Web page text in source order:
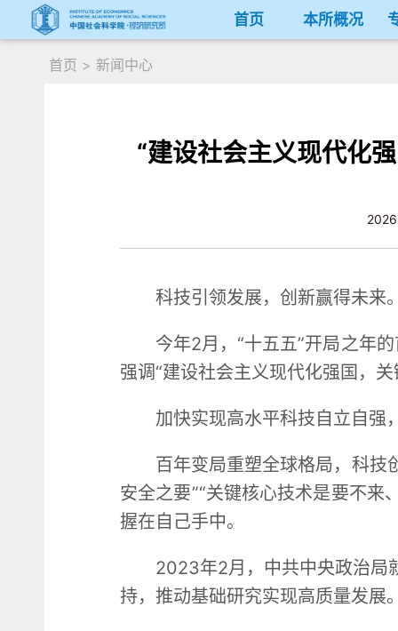
首页 本所概况
首页 > 新闻中心
“建设社会主义现代化
科技引领发展，创新赢得未来
今年2月，“十五五”开局之年
强调“建设社会主义现代化强国，
加快实现高水平科技自立自强
百年变局重塑全球格局，科技
安全之要”“关键核心技术是要不
握在自己手中。
2023年2月，中共中央政治局
持，推动基础研究实现高质量发展